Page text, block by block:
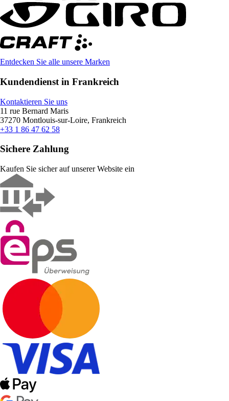
Entdecken Sie alle unsere Marken
Kundendienst in Frankreich
Kontaktieren Sie uns
11 rue Bernard Maris
37270 Montlouis-sur-Loire, Frankreich
+33 1 86 47 62 58
Sichere Zahlung
Kaufen Sie sicher auf unserer Website ein